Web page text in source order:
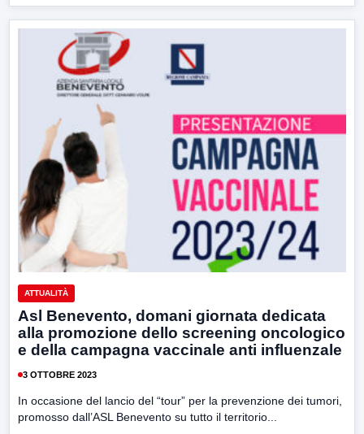
ATTUALITÀ
Asl Benevento, domani giornata dedicata
alla promozione dello screening oncologico
e della campagna vaccinale anti influenzale
3 OTTOBRE 2023
In occasione del lancio del “tour” per la prevenzione dei tumori,
promosso dall’ASL Benevento su tutto il territorio...